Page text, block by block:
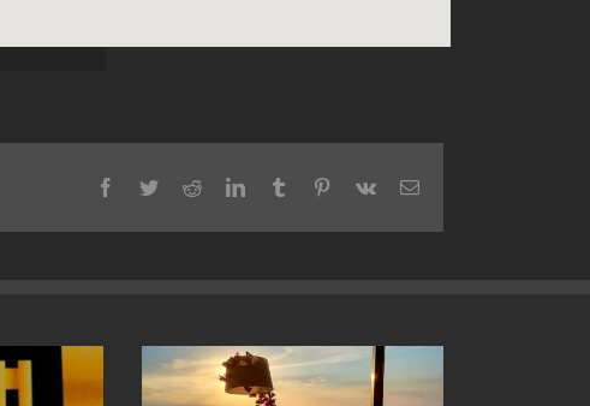
Facebook
TwitterRedditLinkedInTumblr Pinterest
Vk Email